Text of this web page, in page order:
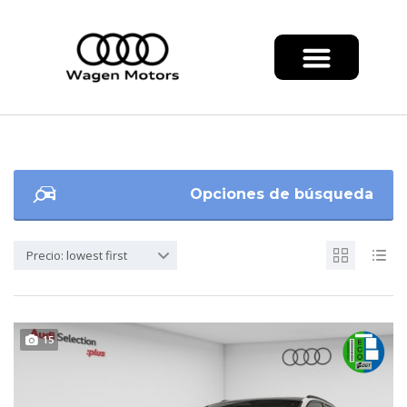
Opciones de búsqueda
Precio: lowest first
15